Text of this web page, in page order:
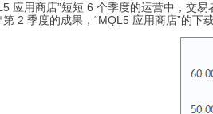
应用商店”短短 6 个季度的运营中，交
2 季度的成果，“MQL5 应用商店”的下